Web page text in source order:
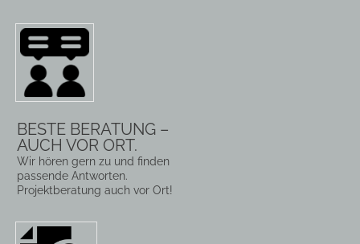
BESTE BERATUNG –
AUCH VOR ORT.
Wir hören gern zu und finden
passende Antworten.
Projektberatung auch vor Ort!